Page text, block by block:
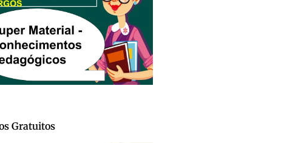
Gratuitos